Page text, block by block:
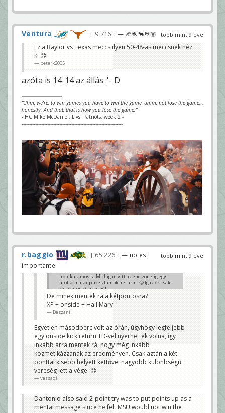
több mint 9 éve
Ventura 9 716 — 🏈🐬🐂🤘🏽
Ez a Baylor vs Texas meccs ilyen 50-48-as meccsnek néz
ki 😊
peterk2005
azóta is 14-14 az állás :'- D
“Uhm, we’re, to win games you have to win the game, umm, not lose the game…
honestly. And that, that is how you lose the game.”
- HC Mike McDaniel, L vs. Patriots, week 2 -
-------------------------------------------------------------------
több mint 9 éve
r.baggio 65 226
— no es
importante
Ironikus, most a Michigan vitt az end zone-ig egy
utolsó másodperces fumble returnt. 😊 Igaz ők csak
kétpontos kísérletnél.
vassadi
De minek mentek rá a kétpontosra?
XP + onside + Hail Mary
Bazzani
Egyetlen másodperc volt az órán, úgyhogy legfeljebb
egy onside kick return TD-vel nyerhettek volna, így
inkább arra mentek rá, hogy még inkább
kozmetikázzanak az eredményen. Csak aztán a két
ponttal kisebb helyett kettővel nagyobb különbségű
vereség lett a vége. 😊
vassadi
Dantonio also said 2-point try was to put points up as a
mental message since he felt MSU would not win the